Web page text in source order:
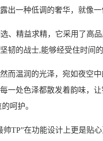
出一种低调的奢华，就像
、精益求精，它采用了
韧的战士,能够经受住时间
而温润的光泽，宛如夜空
一处色泽都散发着韵味，
呵护。
TP”在功能设计上更是